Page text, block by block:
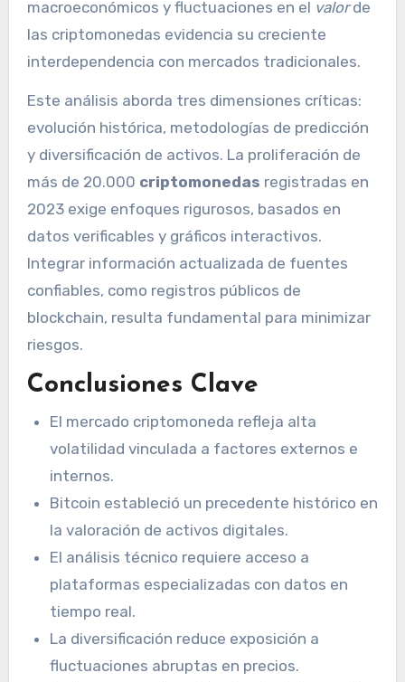
macroeconómicos y fluctuaciones en el valorde
las criptomonedas evidencia su creciente
interdependencia con mercados tradicionales.
Este análisis aborda tres dimensiones críticas:
evolución histórica, metodologías de predicción
y diversificación de activos. La proliferación de
más de 20.000 criptomonedas registradas en
2023 exige enfoques rigurosos, basados en
datos verificables y gráficos interactivos.
Integrar información actualizada de fuentes
confiables, como registros públicos de
blockchain, resulta fundamental para minimizar
riesgos.
Conclusiones Clave
El mercado criptomoneda refleja alta
volatilidad vinculada a factores externos e
internos.
Bitcoin estableció un precedente histórico en
la valoración de activos digitales.
El análisis técnico requiere acceso a
plataformas especializadas con datos en
tiempo real.
La diversificación reduce exposición a
fluctuaciones abruptas en precios.